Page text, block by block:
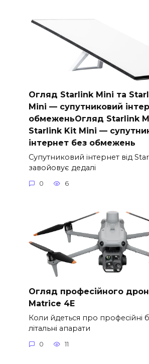
Огляд Starlink Mini та
Mini — супутниковий
обмеженьОгляд Starlink
Starlink Kit Mini —
інтернет без обмежень
Супутниковий інтернет від
завойовує дедалі
0 6
Огляд професійного
Matrice 4E
Коли йдеться про професійні
літальні апарати
0 11